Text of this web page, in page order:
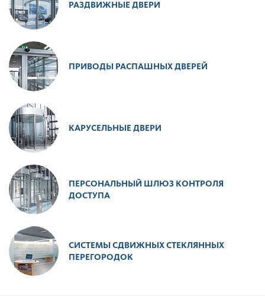
РАЗДВИЖНЫЕ ДВЕРИ
ПРИВОДЫ РАСПАШНЫХ ДВЕРЕЙ
КАРУСЕЛЬНЫЕ ДВЕРИ
ПЕРСОНАЛЬНЫЙ ШЛЮЗ КОНТРОЛЯ
ДОСТУПА
СИСТЕМЫ СДВИЖНЫХ СТЕКЛЯННЫХ
ПЕРЕГОРОДОК